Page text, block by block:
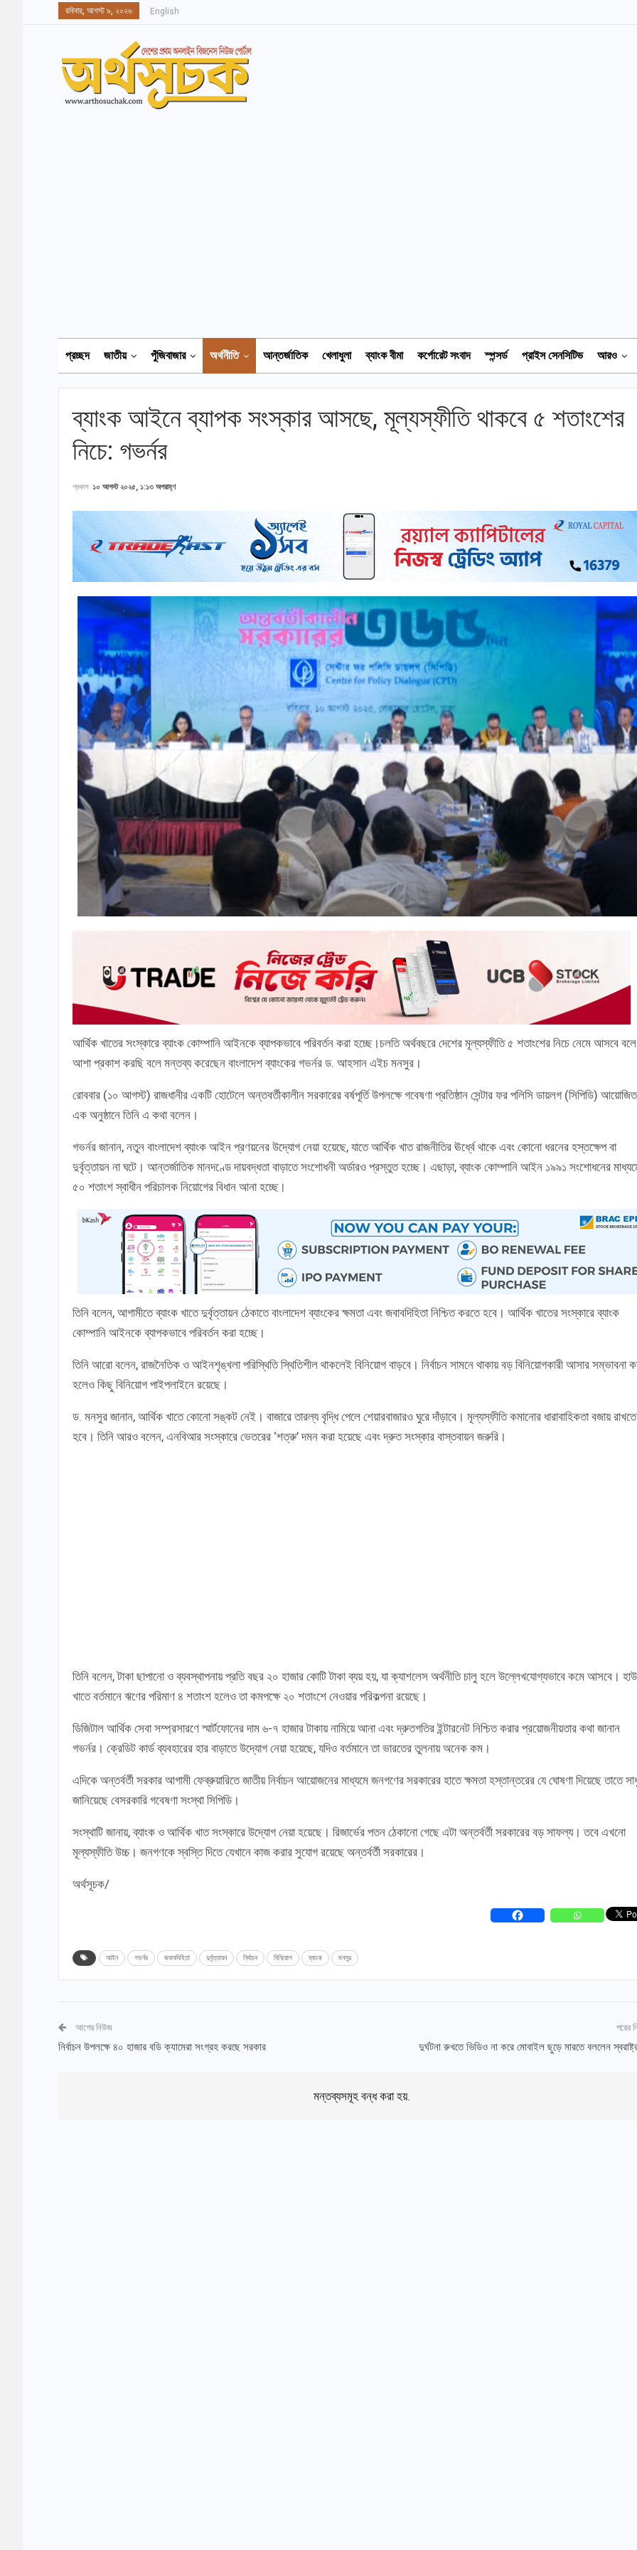
রবিবার, আগস্ট ৯, ২০২৬ English
প্রচ্ছদ জাতীয় পুঁজিবাজার অর্থনীতি আন্তর্জাতিক খেলাধুলা ব্যাংক বীমা কর্পোরেট সংবাদ স্পন্সর্ড প্রাইস সেনসিটিভ আরও
ব্যাংক আইনে ব্যাপক সংস্কার আসছে, মূল্যস্ফীতি থাকবে ৫ শতাংশের
নিচে: গভর্নর
প্রকাশ ১০ আগস্ট ২০২৫, ১:১৩ অপরাহ্ণ
আর্থিক খাতের সংস্কারে ব্যাংক কোম্পানি আইনকে ব্যাপকভাবে পরিবর্তন করা হচ্ছে।চলতি অর্থবছরে দেশের মূল্যস্ফীতি ৫ শতাংশের নিচে নেমে আসবে বলে
আশা প্রকাশ করছি বলে মন্তব্য করেছেন বাংলাদেশ ব্যাংকের গভর্নর ড. আহসান এইচ মনসুর।
রোববার (১০ আগস্ট) রাজধানীর একটি হোটেলে অন্তবর্তীকালীন সরকারের বর্ষপূর্তি উপলক্ষে গবেষণা প্রতিষ্ঠান সেন্টার ফর পলিসি ডায়লগ (সিপিডি) আয়োজিত
এক অনুষ্ঠানে তিনি এ কথা বলেন।
গভর্নর জানান, নতুন বাংলাদেশ ব্যাংক আইন প্রণয়নের উদ্যোগ নেয়া হয়েছে, যাতে আর্থিক খাত রাজনীতির ঊর্ধ্বে থাকে এবং কোনো ধরনের হস্তক্ষেপ বা
দুর্বৃত্তায়ন না ঘটে। আন্তর্জাতিক মানদণ্ডে দায়বদ্ধতা বাড়াতে সংশোধনী অর্ডারও প্রস্তুত হচ্ছে। এছাড়া, ব্যাংক কোম্পানি আইন ১৯৯১ সংশোধনের
৫০ শতাংশ স্বাধীন পরিচালক নিয়োগের বিধান আনা হচ্ছে।
তিনি বলেন, আগামীতে ব্যাংক খাতে দুর্বৃত্তায়ন ঠেকাতে বাংলাদেশ ব্যাংকের ক্ষমতা এবং জবাবদিহিতা নিশ্চিত করতে হবে। আর্থিক খাতের সংস্কারে ব্যাংক
কোম্পানি আইনকে ব্যাপকভাবে পরিবর্তন করা হচ্ছে।
তিনি আরো বলেন, রাজনৈতিক ও আইনশৃঙ্খলা পরিস্থিতি স্থিতিশীল থাকলেই বিনিয়োগ বাড়বে। নির্বাচন সামনে থাকায় বড় বিনিয়োগকারী আসার সম্ভাবনা
হলেও কিছু বিনিয়োগ পাইপলাইনে রয়েছে।
ড. মনসুর জানান, আর্থিক খাতে কোনো সঙ্কট নেই। বাজারে তারল্য বৃদ্ধি পেলে শেয়ারবাজারও ঘুরে দাঁড়াবে। মূল্যস্ফীতি কমানোর ধারাবাহিকতা বজায় রাখতে
হবে। তিনি আরও বলেন, এনবিআর সংস্কারে ভেতরের ‘শত্রু’ দমন করা হয়েছে এবং দ্রুত সংস্কার বাস্তবায়ন জরুরি।
তিনি বলেন, টাকা ছাপানো ও ব্যবস্থাপনায় প্রতি বছর ২০ হাজার কোটি টাকা ব্যয় হয়, যা ক্যাশলেস অর্থনীতি চালু হলে উল্লেখযোগ্যভাবে কমে আসবে।
খাতে বর্তমানে ঋণের পরিমাণ ৪ শতাংশ হলেও তা কমপক্ষে ২০ শতাংশে নেওয়ার পরিকল্পনা রয়েছে।
ডিজিটাল আর্থিক সেবা সম্প্রসারণে স্মার্টফোনের দাম ৬-৭ হাজার টাকায় নামিয়ে আনা এবং দ্রুতগতির ইন্টারনেট নিশ্চিত করার প্রয়োজনীয়তার কথা জানান
গভর্নর। ক্রেডিট কার্ড ব্যবহারের হার বাড়াতে উদ্যোগ নেয়া হয়েছে, যদিও বর্তমানে তা ভারতের তুলনায় অনেক কম।
এদিকে অন্তর্বর্তী সরকার আগামী ফেব্রুয়ারিতে জাতীয় নির্বাচন আয়োজনের মাধ্যমে জনগণের সরকারের হাতে ক্ষমতা হস্তান্তরের যে ঘোষণা দিয়েছে তাতে
জানিয়েছে বেসরকারি গবেষণা সংস্থা সিপিডি।
সংস্থাটি জানায়, ব্যাংক ও আর্থিক খাত সংস্কারে উদ্যোগ নেয়া হয়েছে। রিজার্ভের পতন ঠেকানো গেছে এটা অন্তর্বর্তী সরকারের বড় সাফল্য। তবে এখনো
মূল্যস্ফীতি উচ্চ। জনগণকে স্বস্তি দিতে যেখানে কাজ করার সুযোগ রয়েছে অন্তর্বর্তী সরকারের।
অর্থসূচক/
আইন গভর্নর জবাবদিহিতা দুর্বৃত্তায়ন নির্বাচন বিনিয়োগ ব্যাংক মনসুর
আগের নিউজ
নির্বাচন উপলক্ষে ৪০ হাজার বডি ক্যামেরা সংগ্রহ করছে সরকার
পরের
দুর্ঘটনা রুখতে ভিডিও না করে মোবাইল ছুড়ে মারতে বললেন স্বরাষ্ট্র
মন্তব্যসমূহ বন্ধ করা হয়.